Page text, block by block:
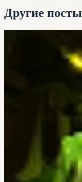
Другие посты